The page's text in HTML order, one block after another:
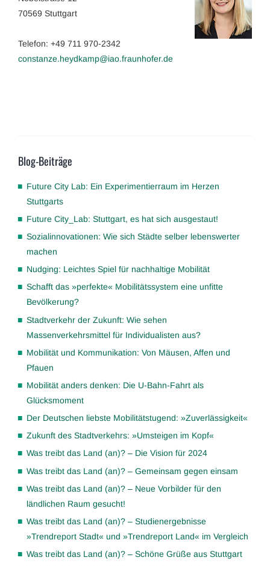
70569 Stuttgart
Telefon: +49 711 970-2342
constanze.heydkamp@iao.fraunhofer.de
Blog-Beiträge
Future City Lab: Ein Experimentierraum im Herzen
Stuttgarts
Future City_Lab: Stuttgart, es hat sich ausgestaut!
Sozialinnovationen: Wie sich Städte selber lebenswerter
machen
Nudging: Leichtes Spiel für nachhaltige Mobilität
Schafft das »perfekte« Mobilitätssystem eine unfitte
Bevölkerung?
Stadtverkehr der Zukunft: Wie sehen
Massenverkehrsmittel für Individualisten aus?
Mobilität und Kommunikation: Von Mäusen, Affen und
Pfauen
Mobilität anders denken: Die U-Bahn-Fahrt als
Glücksmoment
Der Deutschen liebste Mobilitätstugend: »Zuverlässigkeit«
Zukunft des Stadtverkehrs: »Umsteigen im Kopf«
Was treibt das Land (an)? – Die Vision für 2024
Was treibt das Land (an)? – Gemeinsam gegen einsam
Was treibt das Land (an)? – Neue Vorbilder für den
ländlichen Raum gesucht!
Was treibt das Land (an)? – Studienergebnisse
»Trendreport Stadt« und »Trendreport Land« im Vergleich
Was treibt das Land (an)? – Schöne Grüße aus Stuttgart